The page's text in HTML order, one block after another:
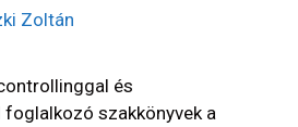
Zoltán
és
szakkönyvek a